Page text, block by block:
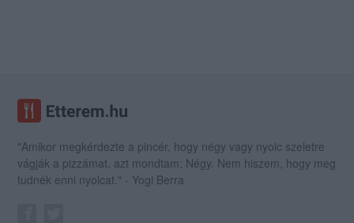
"Amikor megkérdezte a pincér, hogy négy vagy nyolc szeletre
vágják a pizzámat, azt mondtam; Négy. Nem hiszem, hogy meg
tudnék enni nyolcat." - Yogi Berra